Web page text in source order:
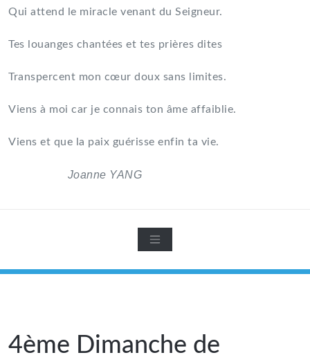
Qui attend le miracle venant du Seigneur.
Tes louanges chantées et tes prières dites
Transpercent mon cœur doux sans limites.
Viens à moi car je connais ton âme affaiblie.
Viens et que la paix guérisse enfin ta vie.
Joanne YANG
4ème Dimanche de